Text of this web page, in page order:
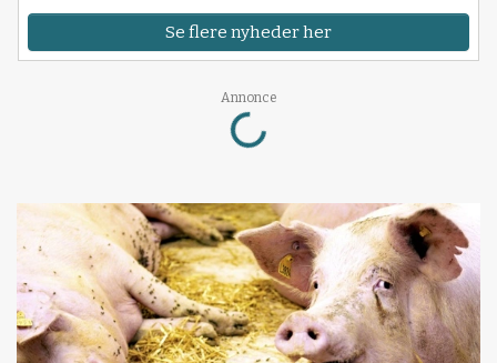
Se flere nyheder her
Annonce
Loading...